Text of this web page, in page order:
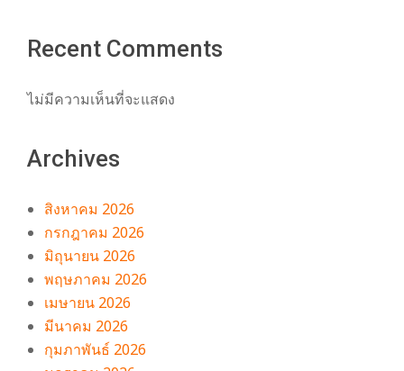
Recent Comments
ไม่มีความเห็นที่จะแสดง
Archives
สิงหาคม 2026
กรกฎาคม 2026
มิถุนายน 2026
พฤษภาคม 2026
เมษายน 2026
มีนาคม 2026
กุมภาพันธ์ 2026